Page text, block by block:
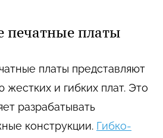
печатные платы
платы представляют
и гибких плат. Это
разрабатывать
конструкции. Гибко-